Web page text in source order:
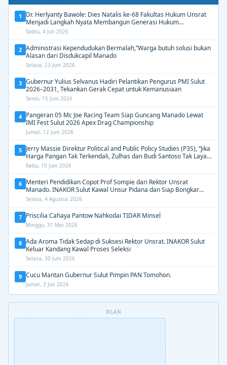
1
Dr. Herlyanty Bawole: Dies Natalis ke-68 Fakultas Hukum Unsrat
Menjadi Langkah Nyata Membangun Generasi Hukum
Berdampak
Sabtu, 4 Juli 2026
2 Administrasi Kependudukan Bermalah,”Warga butuh solusi bukan
Alasan dari Disdukcapil Manado
Selasa, 23 Juni 2026
3 Gubernur Yulius Selvanus Hadiri Pelantikan Pengurus PMI Sulut
2026–2031, Tekankan Gerak Cepat untuk Kemanusiaan
Senin, 15 Juni 2026
4 Pangeran 05 Mc Joe Racing Team Siap Guncang Manado Lewat
IMI Fest Sulut 2026 Apex Drag Championship
Jumat, 12 Juni 2026
5 Jerry Massie Direktur Political and Public Policy Studies (P3S), “Jika
Harga Pangan Tak Terkendali, Zulhas dan Budi Santoso Tak Layak
Dipertahankan”
Rabu, 10 Juni 2026
6 Menteri Pendidikan Copot Prof Sompie dari Rektor Unsrat
Manado. INAKOR Sulut Kawal Unsur Pidana dan Siap Bongkar
Aroma Busuk di Suksesi Rektor
Selasa, 4 Agustus 2026
7 Priscilia Cahaya Pantow Nahkodai TIDAR Minsel
Minggu, 31 Mei 2026
8 Ada Aroma Tidak Sedap di Suksesi Rektor Unsrat. INAKOR Sulut
Keluar Kandang Kawal Proses Seleksi
Selasa, 30 Juni 2026
9 Cucu Mantan Gubernur Sulut Pimpin PAN Tomohon.
Jumat, 3 Juli 2026
IKLAN